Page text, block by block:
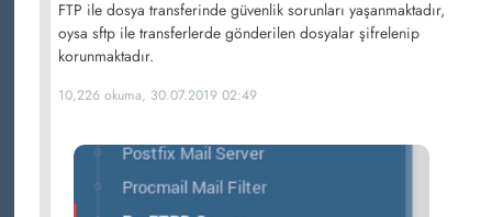
FTP ile dosya transferinde güvenlik sorunları yaşanmaktadır,
oysa sftp ile transferlerde gönderilen dosyalar şifrelenip
korunmaktadır.
10,226 okuma, 30.07.2019 02:49